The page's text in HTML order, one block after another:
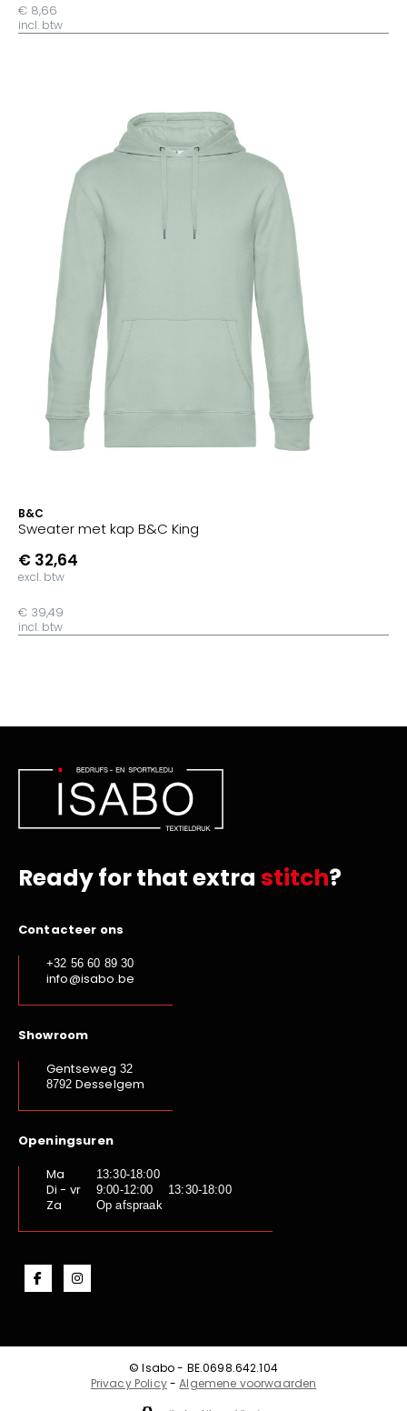
€ 8,66
incl. btw
B&C
Sweater met kap B&C King
€ 32,64
excl. btw
€ 39,49
incl. btw
Ready for that extra stitch?
Contacteer ons
+32 56 60 89 30
info@isabo.be
Showroom
Gentseweg 32
8792 Desselgem
Openingsuren
Ma
13:30-18:00
Di - vr 9:00-12:00 13:30-18:00
Za Op afspraak
© Isabo - BE.0698.642.104
Privacy Policy-Algemene voorwaarden